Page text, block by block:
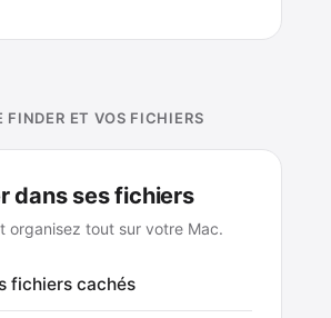
FINDER ET VOS FICHIERS
dans ses fichiers
organisez tout sur votre Mac.
fichiers cachés